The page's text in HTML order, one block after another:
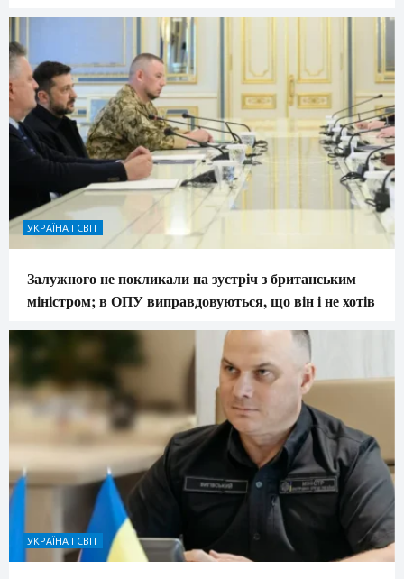
УКРАЇНА І СВІТ
Залужного не покликали на зустріч з британським
міністром; в ОПУ виправдовуються, що він і не хотів
УКРАЇНА І СВІТ